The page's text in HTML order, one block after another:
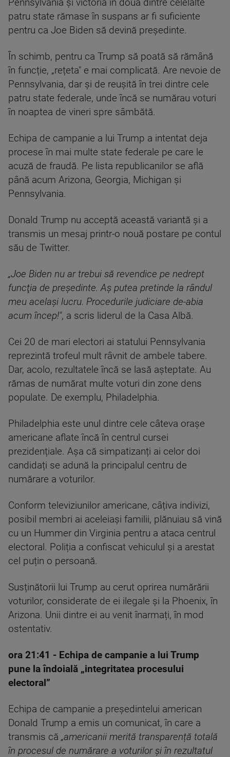
Pennsylvania și victoria în două dintre celelalte
patru state rămase în suspans ar fi suficiente
pentru ca Joe Biden să devină președinte.
În schimb, pentru ca Trump să poată să rămână
în funcție, „rețeta" e mai complicată. Are nevoie de
Pennsylvania, dar și de reușită în trei dintre cele
patru state federale, unde încă se numărau voturi
în noaptea de vineri spre sâmbătă.
Echipa de campanie a lui Trump a intentat deja
procese în mai multe state federale pe care le
acuză de fraudă. Pe lista republicanilor se află
până acum Arizona, Georgia, Michigan şi
Pennsylvania.
Donald Trump nu acceptă această variantă şi a
transmis un mesaj printr-o nouă postare pe contul
său de Twitter.
„Joe Biden nu ar trebui să revendice pe nedrept
funcţia de preşedinte. Aş putea pretinde la rândul
meu acelaşi lucru. Procedurile judiciare de-abia
acum încep!", a scris liderul de la Casa Albă.
Cei 20 de mari electori ai statului Pennsylvania
reprezintă trofeul mult râvnit de ambele tabere.
Dar, acolo, rezultatele încă se lasă așteptate. Au
rămas de numărat multe voturi din zone dens
populate. De exemplu, Philadelphia.
Philadelphia este unul dintre cele câteva orașe
americane aflate încă în centrul cursei
prezidențiale. Așa că simpatizanți ai celor doi
candidați se adună la principalul centru de
numărare a voturilor.
Conform televiziunilor americane, câțiva indivizi,
posibil membri ai aceleiași familii, plănuiau să vină
cu un Hummer din Virginia pentru a ataca centrul
electoral. Poliția a confiscat vehiculul și a arestat
cel puțin o persoană.
Susținătorii lui Trump au cerut oprirea numărării
voturilor, considerate de ei ilegale și la Phoenix, în
Arizona. Unii dintre ei au venit înarmați, în mod
ostentativ.
ora 21:41 - Echipa de campanie a lui Trump
pune la îndoială „integritatea procesului
electoral”
Echipa de campanie a președintelui american
Donald Trump a emis un comunicat, în care a
transmis că „americanii merită transparență totală
în procesul de numărare a voturilor și în rezultatul